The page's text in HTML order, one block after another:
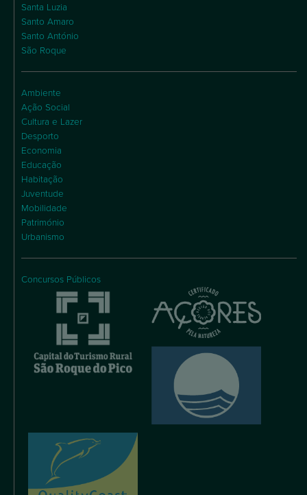
Santa Luzia
Santo Amaro
Santo António
São Roque
Ambiente
Ação Social
Cultura e Lazer
Desporto
Economia
Educação
Habitação
Juventude
Mobilidade
Património
Urbanismo
Concursos Públicos